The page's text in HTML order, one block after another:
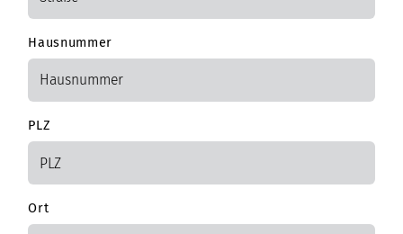
Hausnummer
PLZ
Ort